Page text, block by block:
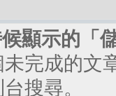
顯示的「
完成的文
搜尋。